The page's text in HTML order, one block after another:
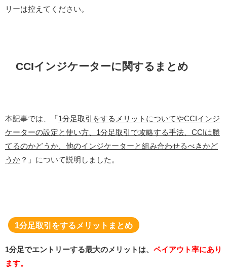
リーは控えてください。
CCIインジケーターに関するまとめ
本記事では、「1分足取引をするメリットについてやCCIインジ
ケーターの設定と使い方、1分足取引で攻略する手法、CCIは勝
てるのかどうか、他のインジケーターと組み合わせるべきかど
うか ？」について説明しました。
1分足取引をするメリットまとめ
1分足でエントリーする最大のメリットは、 ペイアウト率にあり
ます。